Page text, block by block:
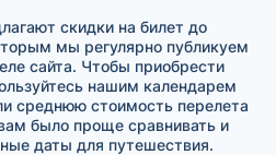
скидки на билет до
мы регулярно публикуем
сайта. Чтобы приобрести
нашим календарем
среднюю стоимость перелета
было проще сравнивать и
даты для путешествия.